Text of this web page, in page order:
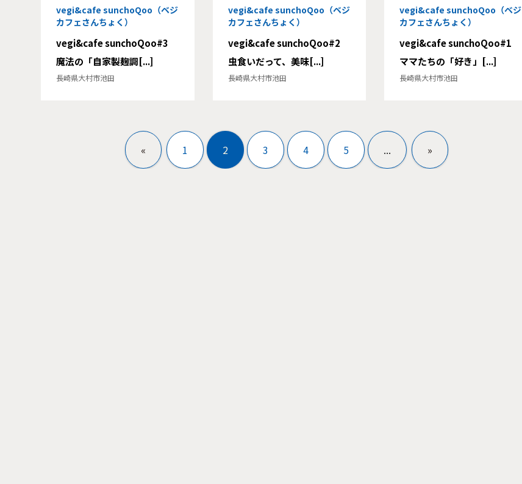
vegi&cafe sunchoQoo（ベジ
カフェさんちょく）
vegi&cafe sunchoQoo#3
魔法の「自家製麹調[...]
長崎県大村市池田
vegi&cafe sunchoQoo（ベジ
カフェさんちょく）
vegi&cafe sunchoQoo#2
虫食いだって、美味[...]
長崎県大村市池田
vegi&cafe sunchoQoo（ベジ
カフェさんちょく）
vegi&cafe sunchoQoo#1
ママたちの「好き」[...]
長崎県大村市池田
« 1 2 3 4 5 ... »